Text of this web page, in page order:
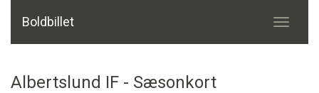
Toggle
Boldbillet
Albertslund IF - Sæsonkort